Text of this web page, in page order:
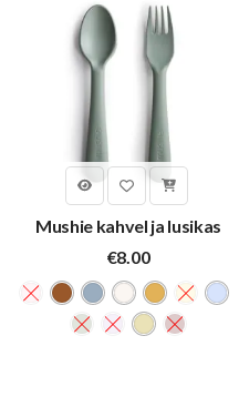
Mushie kahvel ja lusikas
€8.00